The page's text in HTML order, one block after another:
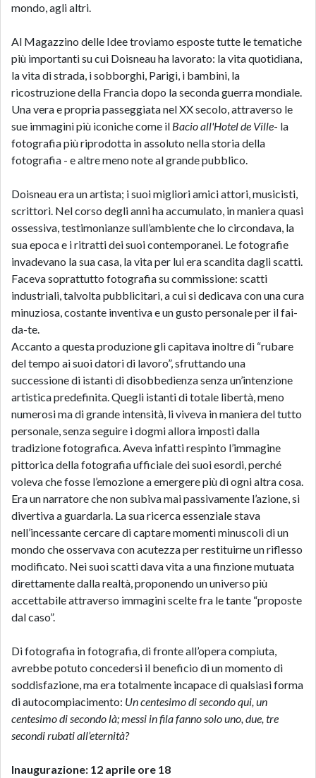
mondo, agli altri.
Al Magazzino delle Idee troviamo esposte tutte le tematiche
più importanti su cui Doisneau ha lavorato: la vita quotidiana,
la vita di strada, i sobborghi, Parigi, i bambini, la
ricostruzione della Francia dopo la seconda guerra mondiale.
Una vera e propria passeggiata nel XX secolo, attraverso le
sue immagini più iconiche come il Bacio all'Hotel de Ville- la
fotografia più riprodotta in assoluto nella storia della
fotografia - e altre meno note al grande pubblico.
Doisneau era un artista; i suoi migliori amici attori, musicisti,
scrittori. Nel corso degli anni ha accumulato, in maniera quasi
ossessiva, testimonianze sull’ambiente che lo circondava, la
sua epoca e i ritratti dei suoi contemporanei. Le fotografie
invadevano la sua casa, la vita per lui era scandita dagli scatti.
Faceva soprattutto fotografia su commissione: scatti
industriali, talvolta pubblicitari, a cui si dedicava con una cura
minuziosa, costante inventiva e un gusto personale per il fai-
da-te.
Accanto a questa produzione gli capitava inoltre di “rubare
del tempo ai suoi datori di lavoro”, sfruttando una
successione di istanti di disobbedienza senza un’intenzione
artistica predefinita. Quegli istanti di totale libertà, meno
numerosi ma di grande intensità, li viveva in maniera del tutto
personale, senza seguire i dogmi allora imposti dalla
tradizione fotografica. Aveva infatti respinto l’immagine
pittorica della fotografia ufficiale dei suoi esordi, perché
voleva che fosse l’emozione a emergere più di ogni altra cosa.
Era un narratore che non subiva mai passivamente l’azione, si
divertiva a guardarla. La sua ricerca essenziale stava
nell’incessante cercare di captare momenti minuscoli di un
mondo che osservava con acutezza per restituirne un riflesso
modificato. Nei suoi scatti dava vita a una finzione mutuata
direttamente dalla realtà, proponendo un universo più
accettabile attraverso immagini scelte fra le tante “proposte
dal caso”.
Di fotografia in fotografia, di fronte all’opera compiuta,
avrebbe potuto concedersi il beneficio di un momento di
soddisfazione, ma era totalmente incapace di qualsiasi forma
di autocompiacimento: Un centesimo di secondo qui, un
centesimo di secondo là; messi in fila fanno solo uno, due, tre
secondi rubati all’eternità?
Inaugurazione: 12 aprile ore 18